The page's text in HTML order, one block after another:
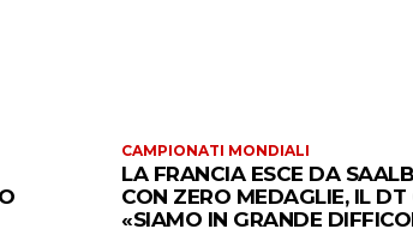
CAMPIONATI MONDIALI
LA FRANCIA ESCE DA
CON ZERO MEDAGLIE, IL DT
«SIAMO IN GRANDE